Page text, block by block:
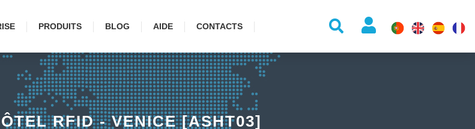
PRODUITS BLOG AIDE CONTACTS
RFID - VENICE [ASHT03]